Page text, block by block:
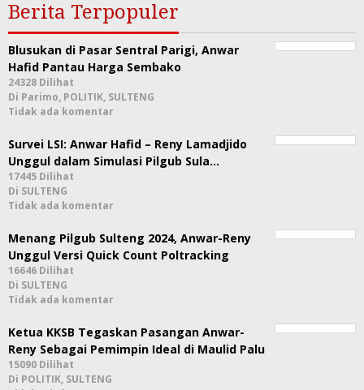
Berita Terpopuler
Blusukan di Pasar Sentral Parigi, Anwar
Hafid Pantau Harga Sembako
24328 Dilihat
Di Parimo, POLITIK, SULTENG
Tidak ada komentar
Survei LSI: Anwar Hafid – Reny Lamadjido
Unggul dalam Simulasi Pilgub Sula…
17445 Dilihat
Di SULTENG
Tidak ada komentar
Menang Pilgub Sulteng 2024, Anwar-Reny
Unggul Versi Quick Count Poltracking
16646 Dilihat
Di SULTENG
Tidak ada komentar
Ketua KKSB Tegaskan Pasangan Anwar-
Reny Sebagai Pemimpin Ideal di Maulid Palu
15090 Dilihat
Di POLITIK, SULTENG